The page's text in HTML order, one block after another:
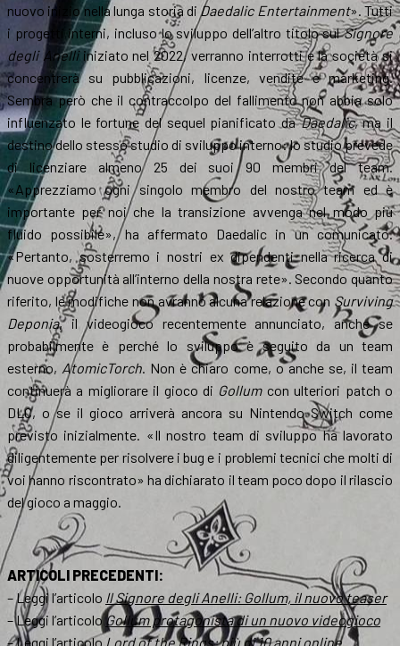
nuovo inizio nella lunga storia di Daedalic Entertainment». Tutti
i progetti interni, incluso lo sviluppo dell’altro titolo sulSignore
degli Anelli iniziato nel 2022, verranno interrotti e la società si
concentrerà su pubblicazioni, licenze, vendite e marketing.
Sembra però che il contraccolpo del fallimento non abbia solo
influenzato le fortune del sequel pianificato daDaedalic, ma il
destino dello stesso studio di sviluppo interno: lo studio prevede
di licenziare almeno 25 dei suoi 90 membri del team.
«Apprezziamo ogni singolo membro del nostro team ed è
importante per noi che la transizione avvenga nel modo più
fluido possibile», ha affermato Daedalic in un comunicato.
«Pertanto, sosterremo i nostri ex dipendenti nella ricerca di
nuove opportunità all’interno della nostra rete». Secondo quanto
riferito, le modifiche non avranno alcuna relazione con Surviving
Deponia, il videogioco recentemente annunciato, anche se
probabilmente è perché lo sviluppo è seguito da un team
esterno, AtomicTorch . Non è chiaro come, o anche se, il team
continuerà a migliorare il gioco di Gollumcon ulteriori patch o
DLC, o se il gioco arriverà ancora su Nintendo Switch come
previsto inizialmente. «Il nostro team di sviluppo ha lavorato
diligentemente per risolvere i bug e i problemi tecnici che molti di
voi hanno riscontrato» ha dichiarato il team poco dopo il rilascio
del gioco a maggio.
ARTICOLI PRECEDENTI:
– Leggi l’articolo Il Signore degli Anelli: Gollum, il nuovo teaser
– Leggi l’articoloGollum protagonista di un nuovo videogioco
– Leggi l’articolo Lord of the Rings: più di 10 anni online